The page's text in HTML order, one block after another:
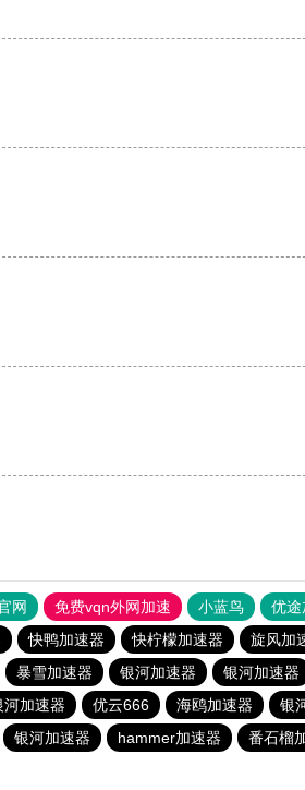
网 免费vqn外网加速 小蓝鸟 优途
快鸭加速器 快柠檬加速器 旋风加
暴雪加速器 银河加速器 银河加速器
河加速器 优云666 海鸥加速器 银
银河加速器 hammer加速器 番石榴